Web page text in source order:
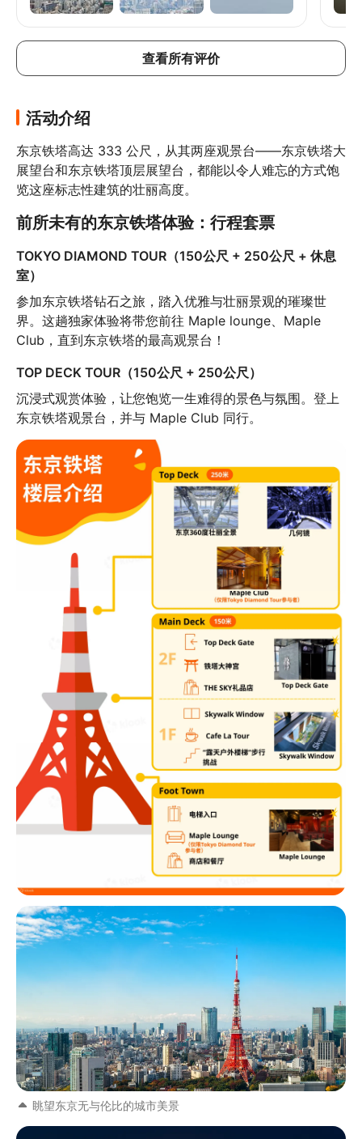
查看所有评价
活动介绍
东京铁塔高达 333 公尺，从其两座观景台——东京铁塔大
展望台和东京铁塔顶层展望台，都能以令人难忘的方式饱
览这座标志性建筑的壮丽高度。
前所未有的东京铁塔体验：行程套票
TOKYO DIAMOND TOUR（150公尺 + 250公尺 + 休息
室）
参加东京铁塔钻石之旅，踏入优雅与壮丽景观的璀璨世
界。这趟独家体验将带您前往 Maple lounge、Maple
Club，直到东京铁塔的最高观景台！
TOP DECK TOUR（150公尺 + 250公尺）
沉浸式观赏体验，让您饱览一生难得的景色与氛围。登上
东京铁塔观景台，并与 Maple Club 同行。
眺望东京无与伦比的城市美景